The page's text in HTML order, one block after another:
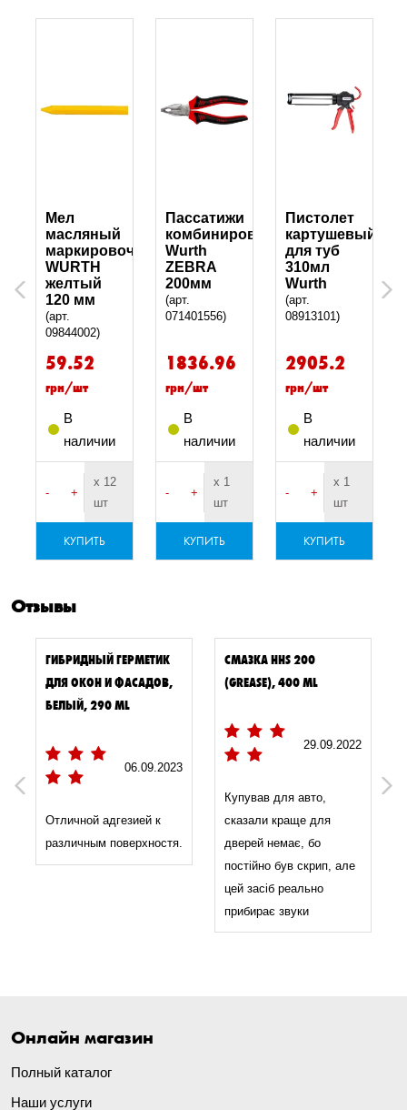
Previous
Мел
масляный
маркировочный
WURTH
желтый
120 мм
(арт.
09844002)
59.52
грн/шт
В
наличии
- +
х 12
шт
КУПИТЬ
Пассатижи
комбинированные
Wurth
ZEBRA
200мм
(арт.
071401556)
1836.96
грн/шт
В
наличии
- +
х 1
шт
КУПИТЬ
Пистолет
картушевый
для туб
310мл
Wurth
(арт.
08913101)
2905.2
грн/шт
В
наличии
- +
х 1
шт
КУПИТЬ
Next
Отзывы
Previous
ГИБРИДНЫЙ ГЕРМЕТИК
ДЛЯ ОКОН И ФАСАДОВ,
БЕЛЫЙ, 290 ML
06.09.2023
Отличной адгезией к
различным поверхностя.
СМАЗКА HHS 200
(GREASE), 400 ML
29.09.2022
Купував для авто,
сказали краще для
дверей немає, бо
постійно був скрип, але
цей засіб реально
прибирає звуки
Next
Онлайн магазин
Полный каталог
Наши услуги